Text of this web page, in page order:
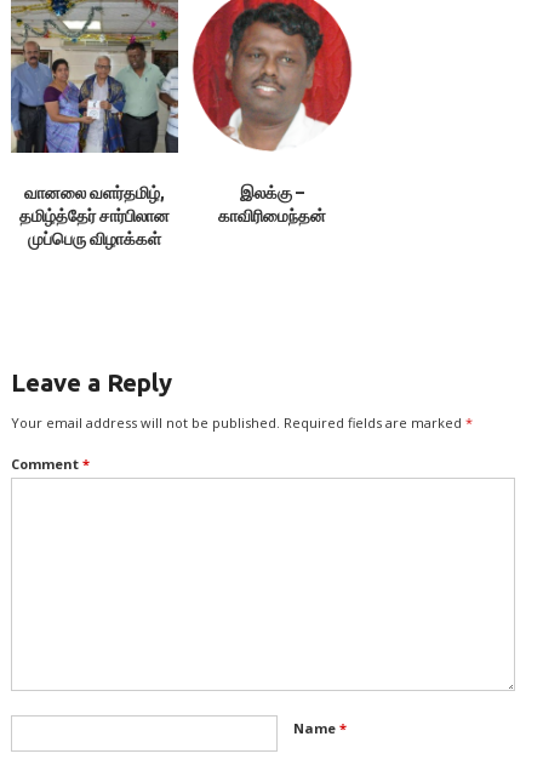
தியாகராயநகர்)
வானலை வளர்தமிழ்,
தமிழ்த்தேர் சார்பிலான
முப்பெரு விழாக்கள்
இலக்கு –
காவிரிமைந்தன்
Leave a Reply
Your email address will not be published. Required fields are marked *
Comment *
Name *